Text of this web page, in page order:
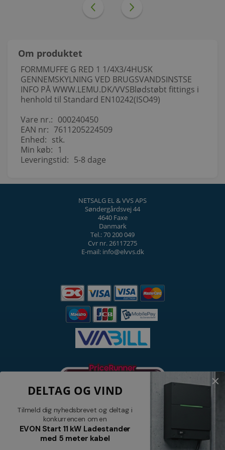
Om produktet
FORMMUFFE G RED 1 1/4X3/4HUSK
GENNEMSKYLNING VED BRUGSVANDSINSTSE
INFO PÅ WWW.LEMU.DK/VVSBlødstøbt fittings i
henhold til Standard EN10242(ISO49)
Vare nr.: 000240450
EAN nr: 7611205224509
Enhed: stk.
Min køb: 1
Leveringstid: 5-8 dage
NETSALG EL & VVS APS
Søndergårdsvej 44
4640 Faxe
Danmark
Tel.: 70 200 049
Cvr nr. 26117275
E-mail: info@elvvs.dk
DELTAG OG VIND
Tilmeld dig nyhedsbrevet og deltag i
konkurrencen om en
EVON Start 11 kW Ladestander
med 5 meter kabel